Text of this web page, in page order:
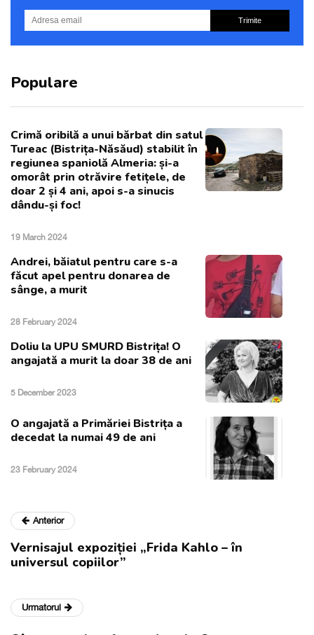
Trimite
Populare
Crimă oribilă a unui bărbat din satul
Tureac (Bistrița-Năsăud) stabilit în
regiunea spaniolă Almeria: și-a
omorât prin otrăvire fetițele, de
doar 2 și 4 ani, apoi s-a sinucis
dându-și foc!
19 March 2024
Andrei, băiatul pentru care s-a
făcut apel pentru donarea de
sânge, a murit
28 February 2024
Doliu la UPU SMURD Bistrița! O
angajată a murit la doar 38 de ani
5 December 2023
O angajată a Primăriei Bistrița a
decedat la numai 49 de ani
23 February 2024
Anterior
Vernisajul expoziției „Frida Kahlo – în
universul copiilor”
Urmatorul